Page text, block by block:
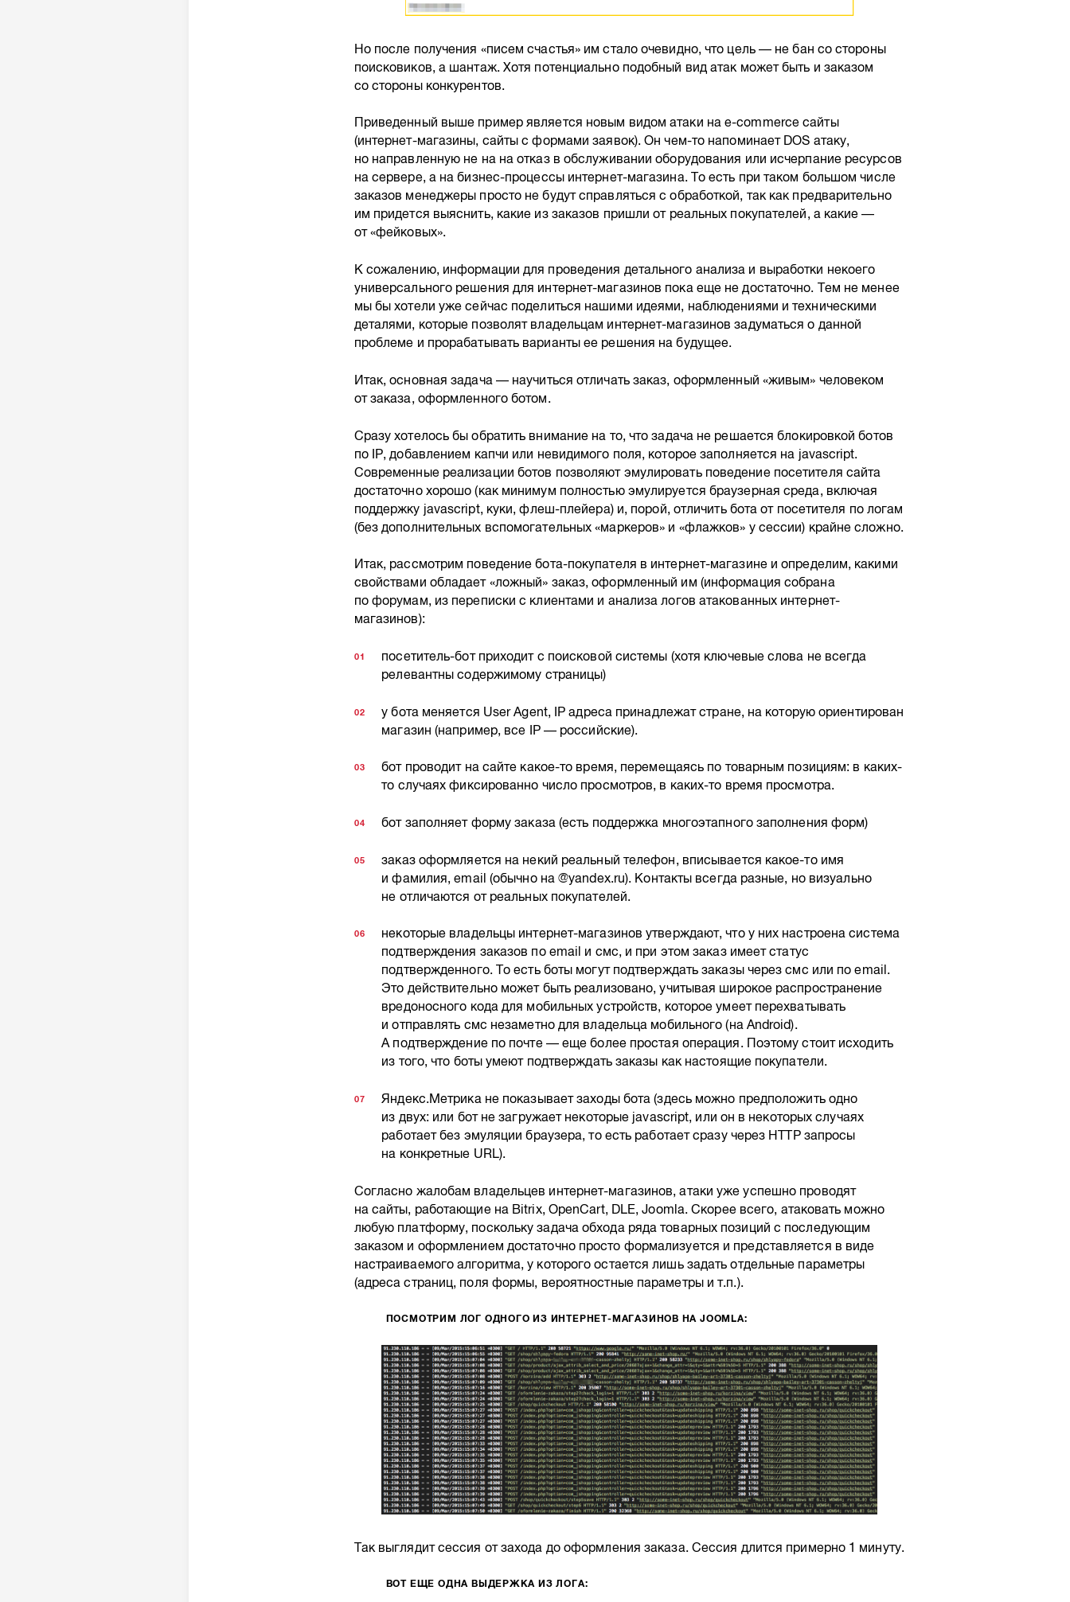
Но после получения «писем счастья» им стало очевидно, что цель — не бан со стороны
поисковиков, а шантаж. Хотя потенциально подобный вид атак может быть и заказом
со стороны конкурентов.
Приведенный выше пример является новым видом атаки на e-commerce сайты
(интернет-магазины, сайты с формами заявок). Он чем-то напоминает DOS атаку,
но направленную не на на отказ в обслуживании оборудования или исчерпание ресурсов
на сервере, а на бизнес-процессы интернет-магазина. То есть при таком большом числе
заказов менеджеры просто не будут справляться с обработкой, так как предварительно
им придется выяснить, какие из заказов пришли от реальных покупателей, а какие —
от «фейковых».
К сожалению, информации для проведения детального анализа и выработки некоего
универсального решения для интернет-магазинов пока еще не достаточно. Тем не менее
мы бы хотели уже сейчас поделиться нашими идеями, наблюдениями и техническими
деталями, которые позволят владельцам интернет-магазинов задуматься о данной
проблеме и прорабатывать варианты ее решения на будущее.
Итак, основная задача — научиться отличать заказ, оформленный «живым» человеком
от заказа, оформленного ботом.
Сразу хотелось бы обратить внимание на то, что задача не решается блокировкой ботов
по IP, добавлением капчи или невидимого поля, которое заполняется на javascript.
Современные реализации ботов позволяют эмулировать поведение посетителя сайта
достаточно хорошо (как минимум полностью эмулируется браузерная среда, включая
поддержку javascript, куки, флеш-плейера) и, порой, отличить бота от посетителя по логам
(без дополнительных вспомогательных «маркеров» и «флажков» у сессии) крайне сложно.
Итак, рассмотрим поведение бота-покупателя в интернет-магазине и определим, какими
свойствами обладает «ложный» заказ, оформленный им (информация собрана
по форумам, из переписки с клиентами и анализа логов атакованных интернет-
магазинов):
посетитель-бот приходит с поисковой системы (хотя ключевые слова не всегда
релевантны содержимому страницы)
у бота меняется User Agent, IP адреса принадлежат стране, на которую ориентирован
магазин (например, все IP — российские).
бот проводит на сайте какое-то время, перемещаясь по товарным позициям: в каких-
то случаях фиксированно число просмотров, в каких-то время просмотра.
бот заполняет форму заказа (есть поддержка многоэтапного заполнения форм)
заказ оформляется на некий реальный телефон, вписывается какое-то имя
и фамилия, email (обычно на @yandex.ru). Контакты всегда разные, но визуально
не отличаются от реальных покупателей.
некоторые владельцы интернет-магазинов утверждают, что у них настроена система
подтверждения заказов по email и смс, и при этом заказ имеет статус
подтвержденного. То есть боты могут подтверждать заказы через смс или по email.
Это действительно может быть реализовано, учитывая широкое распространение
вредоносного кода для мобильных устройств, которое умеет перехватывать
и отправлять смс незаметно для владельца мобильного (на Android).
А подтверждение по почте — еще более простая операция. Поэтому стоит исходить
из того, что боты умеют подтверждать заказы как настоящие покупатели.
Яндекс.Метрика не показывает заходы бота (здесь можно предположить одно
из двух: или бот не загружает некоторые javascript, или он в некоторых случаях
работает без эмуляции браузера, то есть работает сразу через HTTP запросы
на конкретные URL).
Согласно жалобам владельцев интернет-магазинов, атаки уже успешно проводят
на сайты, работающие на Bitrix, OpenCart, DLE, Joomla. Скорее всего, атаковать можно
любую платформу, поскольку задача обхода ряда товарных позиций с последующим
заказом и оформлением достаточно просто формализуется и представляется в виде
настраиваемого алгоритма, у которого остается лишь задать отдельные параметры
(адреса страниц, поля формы, вероятностные параметры и т.п.).
ПОСМОТРИМ ЛОГ ОДНОГО ИЗ ИНТЕРНЕТ-МАГАЗИНОВ НА JOOMLA:
Так выглядит сессия от захода до оформления заказа. Сессия длится примерно 1 минуту.
ВОТ ЕЩЕ ОДНА ВЫДЕРЖКА ИЗ ЛОГА: